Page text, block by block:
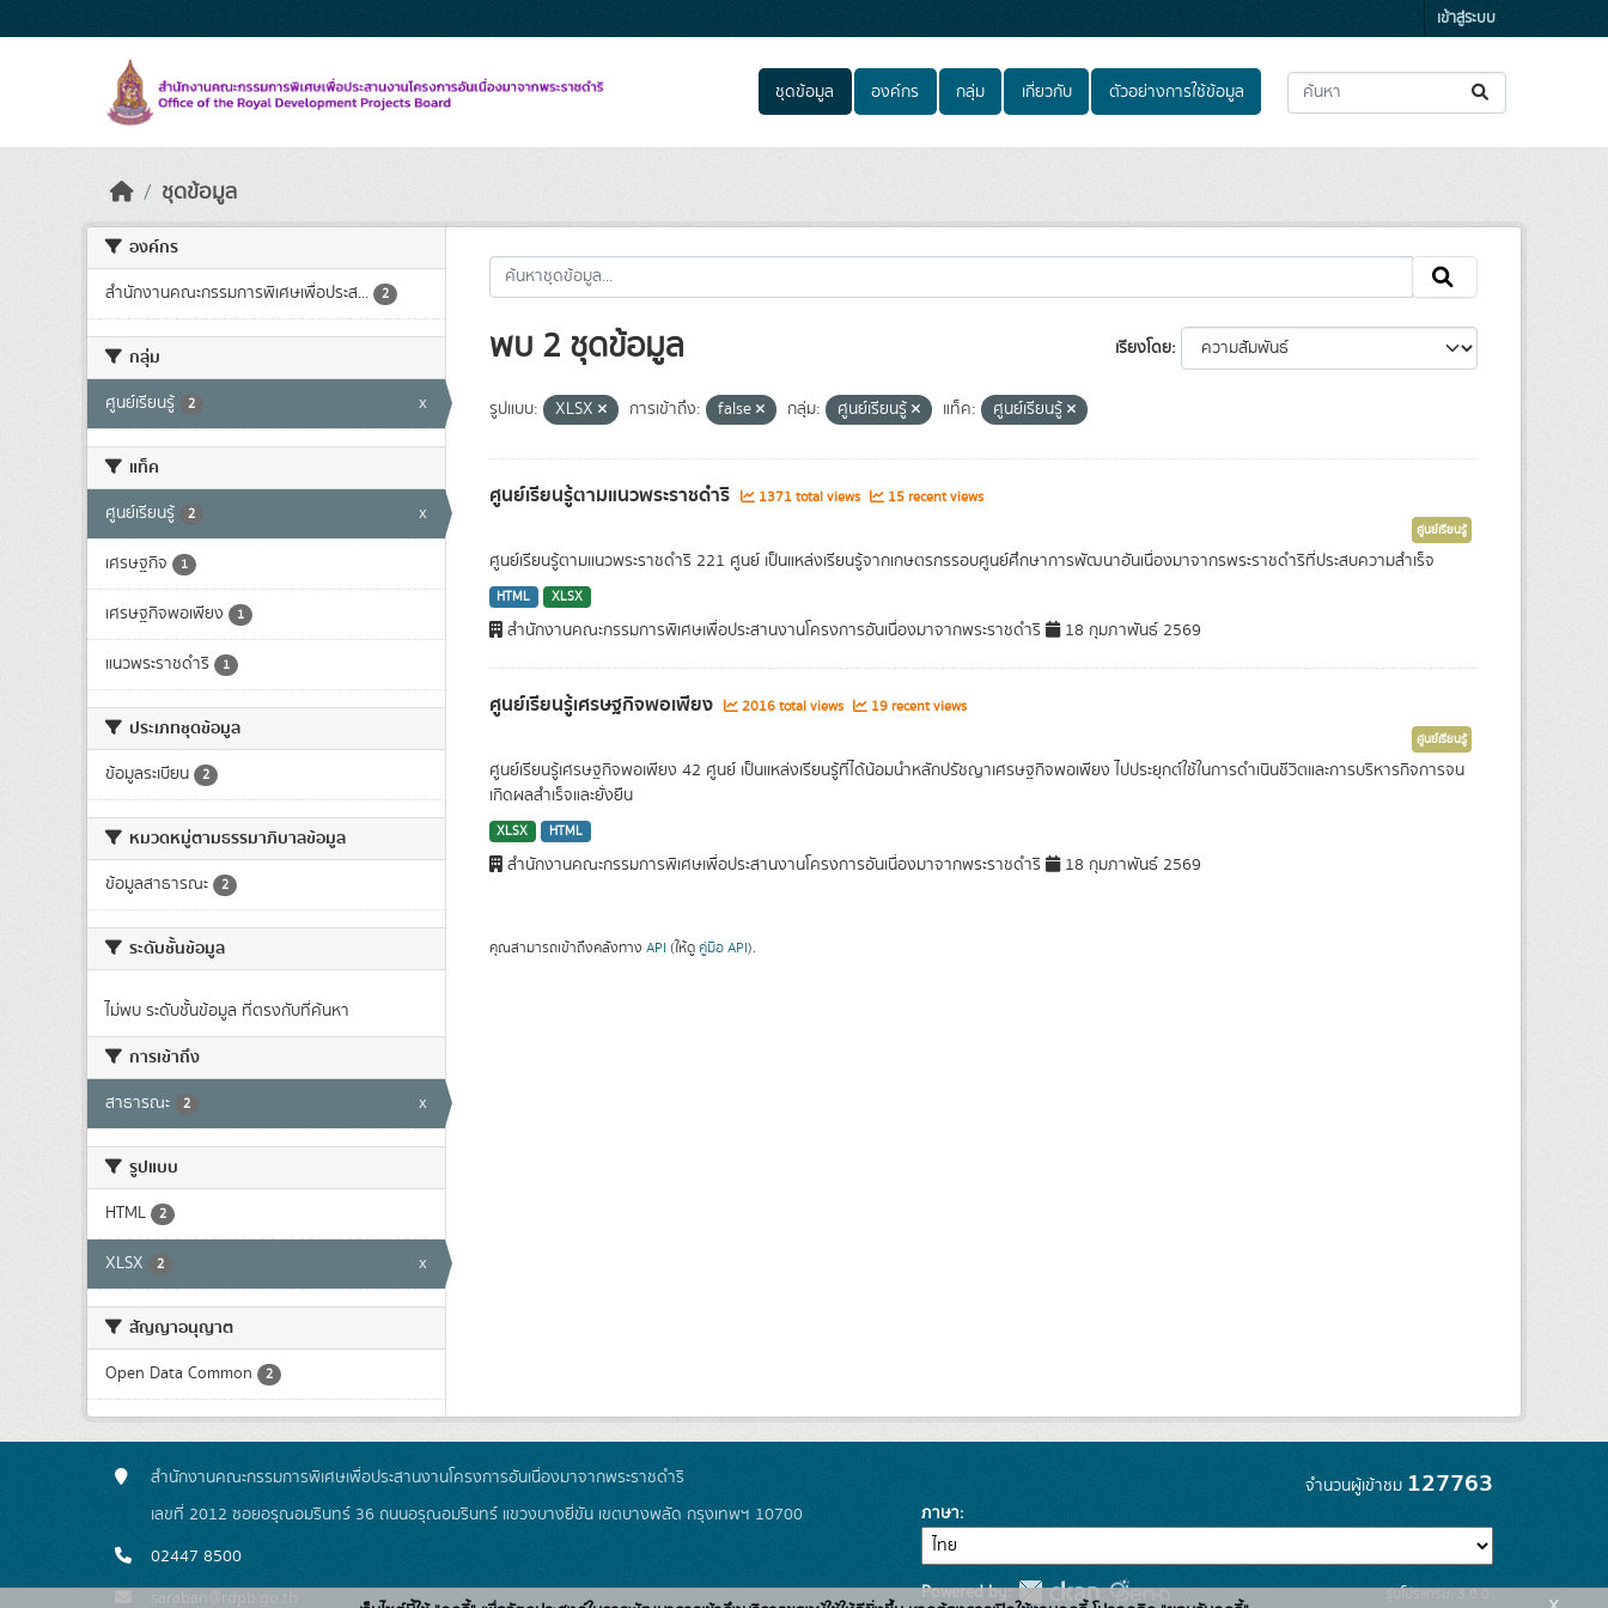
เข้าสู่ระบบ
ชุดข้อมูล องค์กร กลุ่ม เกี่ยวกับ ตัวอย่างการใช้ข้อมูล
ชุดข้อมูล
องค์กร
สำนักงานคณะกรรมการพิเศษเพื่อประส... 2
กลุ่ม
ศูนย์เรียนรู้ 2 x
แท็ค
ศูนย์เรียนรู้ 2 x
เศรษฐกิจ 1
เศรษฐกิจพอเพียง 1
แนวพระราชดำริ 1
ประเภทชุดข้อมูล
ข้อมูลระเบียน 2
หมวดหมู่ตามธรรมาภิบาลข้อมูล
ข้อมูลสาธารณะ 2
ระดับชั้นข้อมูล
ไม่พบ ระดับชั้นข้อมูล ที่ตรงกับที่ค้นหา
การเข้าถึง
สาธารณะ 2 x
รูปแบบ
HTML 2
XLSX 2 x
สัญญาอนุญาต
Open Data Common 2
เรียงโดย
พบ 2 ชุดข้อมูล
รูปแบบ: XLSX การเข้าถึง: false กลุ่ม: ศูนย์เรียนรู้ แท็ค: ศูนย์เรียนรู้
ศูนย์เรียนรู้ตามแนวพระราชดำริ 1371 total views 15 recent views
ศูนย์เรียนรู้
ศูนย์เรียนรู้ตามแนวพระราชดำริ 221 ศูนย์ เป็นแหล่งเรียนรู้จากเกษตรกรรอบศูนย์ศึกษาการพัฒนาอันเนื่องมาจากรพระราชดำริที่ประสบความสำเร็จ
HTML XLSX
สำนักงานคณะกรรมการพิเศษเพื่อประสานงานโครงการอันเนื่องมาจากพระราชดำริ 18 กุมภาพันธ์ 2569
ศูนย์เรียนรู้เศรษฐกิจพอเพียง 2016 total views 19 recent views
ศูนย์เรียนรู้
ศูนย์เรียนรู้เศรษฐกิจพอเพียง 42 ศูนย์ เป็นแหล่งเรียนรู้ที่ได้น้อมนำหลักปรัชญาเศรษฐกิจพอเพียง ไปประยุกต์ใช้ในการดำเนินชีวิตและการบริหารกิจการจน
เกิดผลสำเร็จและยั่งยืน
XLSX HTML
สำนักงานคณะกรรมการพิเศษเพื่อประสานงานโครงการอันเนื่องมาจากพระราชดำริ 18 กุมภาพันธ์ 2569
คุณสามารถเข้าถึงคลังทาง API (ให้ดู คู่มือ API).
สำนักงานคณะกรรมการพิเศษเพื่อประสานงานโครงการอันเนื่องมาจากพระราชดำริ
เลขที่ 2012 ซอยอรุณอมรินทร์ 36 ถนนอรุณอมรินทร์ แขวงบางยี่ขัน เขตบางพลัด กรุงเทพฯ 10700
02447 8500
saraban@rdpb.go.th
จำนวนผู้เข้าชม 127763
ภาษา
Powered by: รุ่นโปรแกรม: 3.0.0